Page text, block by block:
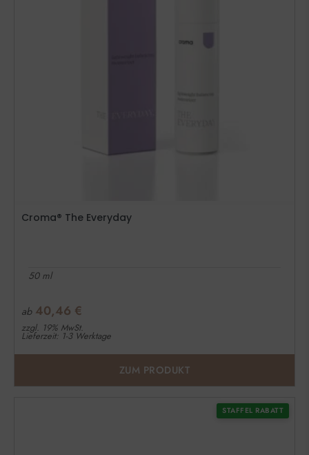
Croma® The Everyday
50 ml
ab 40,46 €
zzgl. 19% MwSt.
Lieferzeit: 1-3 Werktage
ZUM PRODUKT
STAFFEL RABATT